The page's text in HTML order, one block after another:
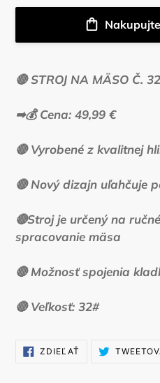
sa
do
🔴 STROJ NA MÄSO Č. 32
➡💰 Cena: 49,99 €
🔴 Vyrobené z kvalitnej
🔴 Nový dizajn uľahčuje
🔴Stroj je určený na
spracovanie mäsa
🔴 Možnosť spojenia
🔴 Veľkosť: 32#
ZDIEĽAŤ ZDIELAŤ